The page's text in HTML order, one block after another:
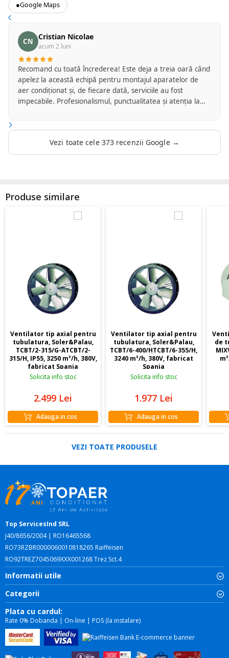
●Google Maps
CN Cristian Nicolae
acum 2 luni
Recomand cu toată încrederea! Este deja a treia oară când
apelez la această echipă pentru montajul aparatelor de
aer condiționat și, de fiecare dată, serviciile au fost
impecabile. Profesionalismul, punctualitatea și atenția la
curățenie și respect față de proprietate, iar echipa a oferit
explicații clare și soluții adaptate fiecărei situații. Se vede
experiența și seriozitatea cu care își desfășoară activitatea.
viitor. Mulțumesc pentru colaborarea excelentă și pentru
Vezi toate cele 373 recenzii Google →
Produse similare
Ventilator tip axial pentru
tubulatura, Soler&Palau,
TCBT/2-315/G-ATCBT/2-
315/H, IP55, 3250 m³/h, 380V,
fabricat Spania
Solicita info stoc
2.499 Lei
Adauga in cos
Ventilator tip axial pentru
tubulatura, Soler&Palau,
TCBT/6-400/HTCBT/6-355/H,
3240 m³/h, 380V, fabricat
Spania
Solicita info stoc
1.977 Lei
Adauga in cos
de
VEZI TOATE PRODUSELE
Top ServicesInd SRL
J40/8656/2004 | RO16465568
RO73RZBR0000060010818265 Raiffeisen
RO92TREZ7045069XXX001268 Trez Sct.4
Informatii utile
Categorii
Plata cu cardul:
Rate 0% Dobanda | On-line | POS (la instalare)